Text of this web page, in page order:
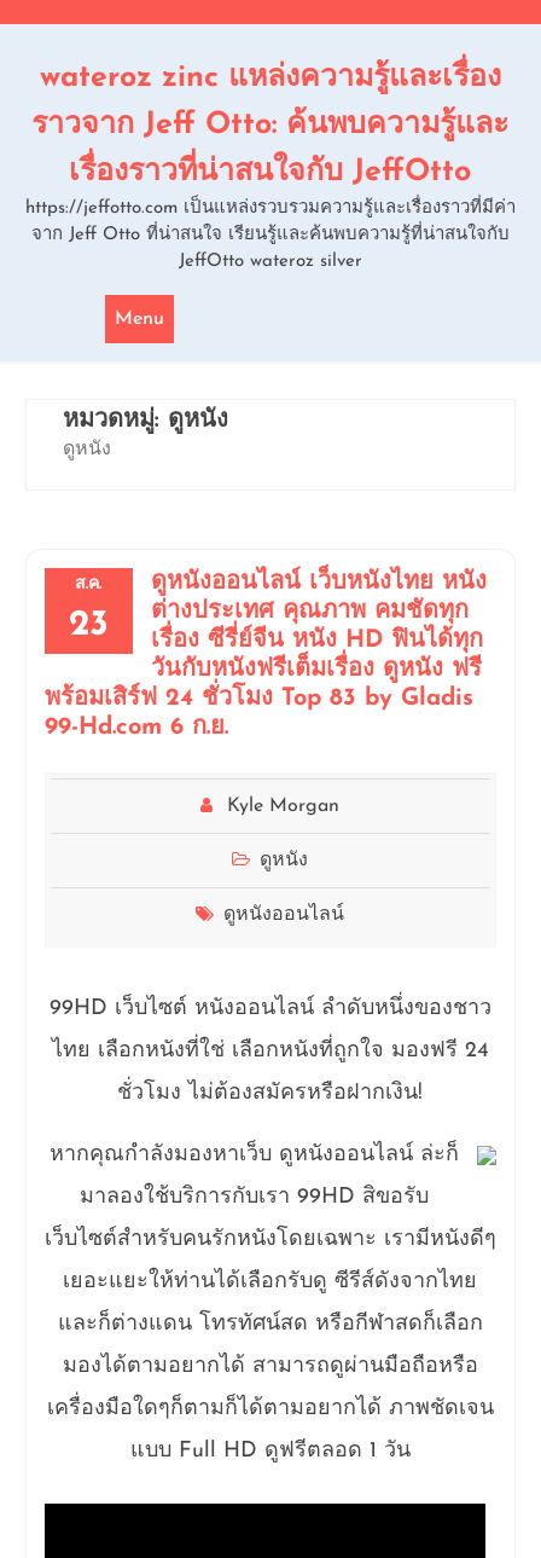
contentwateroz zinc แหล่งความรู้และเรื่อง
ราวจาก Jeff Otto: ค้นพบความรู้และ
เรื่องราวที่น่าสนใจกับ JeffOtto
https://jeffotto.com เป็นแหล่งรวบรวมความรู้และเรื่องราวที่มีค่า
จาก Jeff Otto ที่น่าสนใจ เรียนรู้และค้นพบความรู้ที่น่าสนใจกับ
JeffOtto wateroz silver
Menu
หมวดหมู่: ดูหนัง
ดูหนัง
ส.ค.
23
ดูหนังออนไลน์ เว็บหนังไทย หนัง
ต่างประเทศ คุณภาพ คมชัดทุก
เรื่อง ซีรี่ย์จีน หนัง HD ฟินได้ทุก
วันกับหนังฟรีเต็มเรื่อง ดูหนัง ฟรี
พร้อมเสิร์ฟ 24 ชั่วโมง Top 83 by Gladis
99-Hd.com 6 ก.ย.
Kyle Morgan
ดูหนัง
ดูหนังออนไลน์
99HD เว็บไซต์ หนังออนไลน์ ลำดับหนึ่งของชาว
ไทย เลือกหนังที่ใช่ เลือกหนังที่ถูกใจ มองฟรี 24
ชั่วโมง ไม่ต้องสมัครหรือฝากเงิน!
หากคุณกำลังมองหาเว็บ ดูหนังออนไลน์ ล่ะก็
มาลองใช้บริการกับเรา 99HD สิขอรับ
เว็บไซต์สำหรับคนรักหนังโดยเฉพาะ เรามีหนังดีๆ
เยอะแยะให้ท่านได้เลือกรับดู ซีรีส์ดังจากไทย
และก็ต่างแดน โทรทัศน์สด หรือกีฬาสดก็เลือก
มองได้ตามอยากได้ สามารถดูผ่านมือถือหรือ
เครื่องมือใดๆก็ตามก็ได้ตามอยากได้ ภาพชัดเจน
แบบ Full HD ดูฟรีตลอด 1 วัน